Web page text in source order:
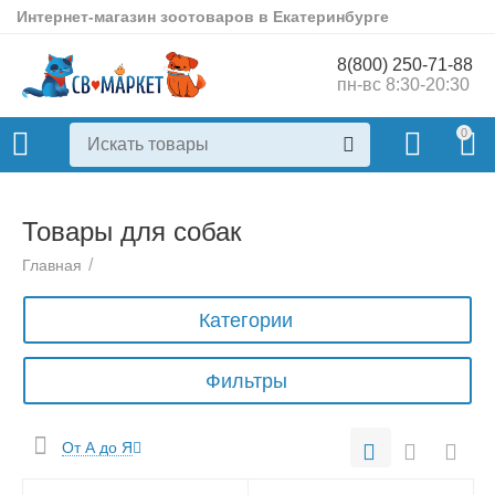
Интернет-магазин зоотоваров в Екатеринбурге
8(800) 250-71-88
пн-вс 8:30-20:30
0
Товары для собак
Главная /
Категории
Фильтры
От А до Я